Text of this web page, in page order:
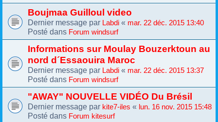
Boujmaa Guilloul video
Dernier message par Labdi « mar. 22 déc. 2015 13:40
Posté dans Forum windsurf
Informations sur Moulay Bouzerktoun au
nord d´Essaouira Maroc
Dernier message par Labdi « mar. 22 déc. 2015 13:37
Posté dans Forum windsurf
"AWAY" NOUVELLE VIDÉO Du Brésil
Dernier message par kite7-iles « lun. 16 nov. 2015 15:48
Posté dans Forum kitesurf